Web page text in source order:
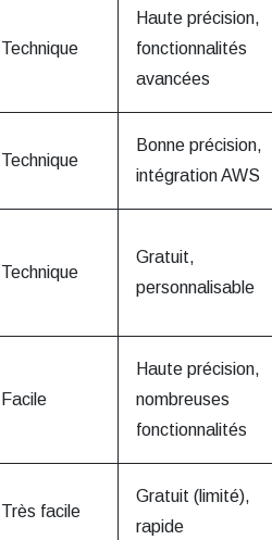
Technique
Haute précision,
fonctionnalités
avancées
Technique
Bonne précision,
intégration AWS
Technique
Gratuit,
personnalisable
Facile
Haute précision,
nombreuses
fonctionnalités
Très facile
Gratuit (limité),
rapide